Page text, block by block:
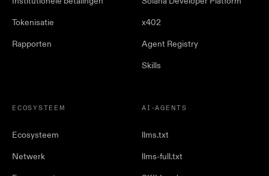
Tokenisatie
Rapporten
x402
Agent Registry
Skills
ECOSYSTEEM
Ecosysteem
Netwerk
AI-AGENTS
llms.txt
llms-full.txt